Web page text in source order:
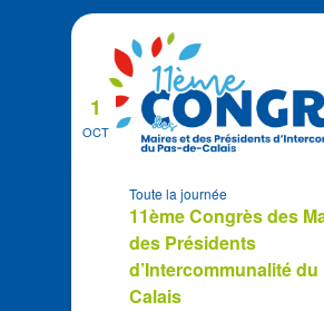
OCT
1
11ème Congrès des
des Présidents
d’Intercommunalité du
Calais
Toute la journée